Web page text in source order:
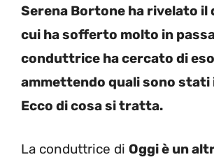
Serena Bortone ha rivelato il
cui ha sofferto molto in
conduttrice ha cercato di
ammettendo quali sono stati
Ecco di cosa si tratta.
La conduttrice di Oggi è un